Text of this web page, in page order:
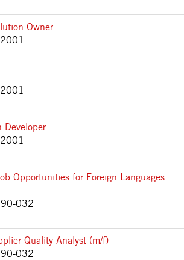
Owner
Developer
Opportunities for Foreign Languages
032
Quality Analyst (m/f)
032